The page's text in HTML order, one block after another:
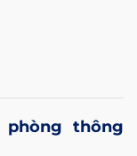
phòng thông